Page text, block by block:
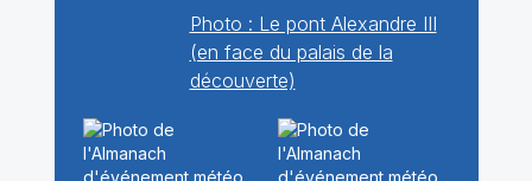
Photo : Le pont Alexandre III
(en face du palais de la
découverte)